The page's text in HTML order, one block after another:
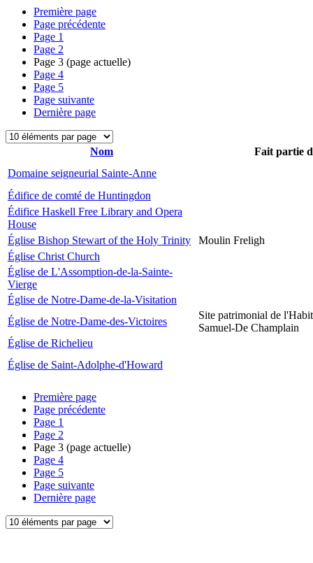
Première page
Page précédente
Page 1
Page 2
Page 3 (page actuelle)
Page 4
Page 5
Page suivante
Dernière page
Nom
Fait partie
Domaine seigneurial Sainte-Anne
Édifice de comté de Huntingdon
Édifice Haskell Free Library and Opera
House
Église Bishop Stewart of the Holy Trinity
Moulin Freligh
Église Christ Church
Église de L'Assomption-de-la-Sainte-
Vierge
Église de Notre-Dame-de-la-Visitation
Église de Notre-Dame-des-Victoires
Site patrimonial de
Samuel-De Champlain
Église de Richelieu
Église de Saint-Adolphe-d'Howard
Première page
Page précédente
Page 1
Page 2
Page 3 (page actuelle)
Page 4
Page 5
Page suivante
Dernière page